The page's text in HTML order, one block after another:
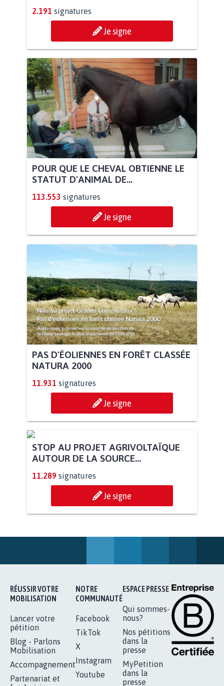
2.191 signatures
Je signe
POUR QUE LE CHEVAL OBTIENNE LE
STATUT D'ANIMAL DE...
113.553 signatures
Je signe
PAS D'ÉOLIENNES EN FORÊT CLASSÉE
NATURA 2000
11.931 signatures
Je signe
STOP AU PROJET AGRIVOLTAÏQUE
Je signe
RÉUSSIR VOTRE ESPACE PRESSE